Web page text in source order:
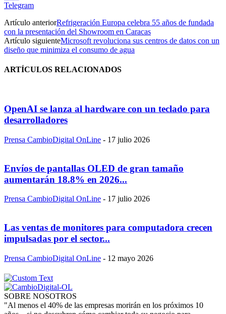
Telegram
Artículo anteriorRefrigeración Europa celebra 55 años de fundada
con la presentación del Showroom en Caracas
Artículo siguienteMicrosoft revoluciona sus centros de datos con un
diseño que minimiza el consumo de agua
ARTÍCULOS RELACIONADOS
OpenAI se lanza al hardware con un teclado para
desarrolladores
Prensa CambioDigital OnLine - 17 julio 2026
Envíos de pantallas OLED de gran tamaño
aumentarán 18.8% en 2026...
Prensa CambioDigital OnLine - 17 julio 2026
Las ventas de monitores para computadora crecen
impulsadas por el sector...
Prensa CambioDigital OnLine - 12 mayo 2026
SOBRE NOSOTROS
"Al menos el 40% de las empresas morirán en los próximos 10